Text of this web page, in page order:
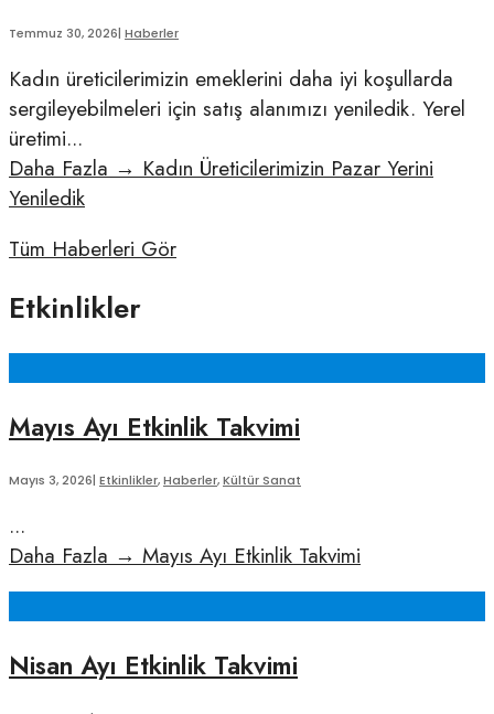
Temmuz 30, 2026| Haberler
Kadın üreticilerimizin emeklerini daha iyi koşullarda
sergileyebilmeleri için satış alanımızı yeniledik. Yerel
üretimi...
Daha Fazla → Kadın Üreticilerimizin Pazar Yerini
Yeniledik
Tüm Haberleri Gör
Etkinlikler
Mayıs Ayı Etkinlik Takvimi
Mayıs 3, 2026| Etkinlikler,Haberler,Kültür Sanat
...
Daha Fazla → Mayıs Ayı Etkinlik Takvimi
Nisan Ayı Etkinlik Takvimi